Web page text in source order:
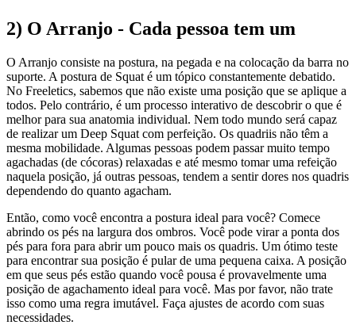
2) O Arranjo - Cada pessoa tem um
O Arranjo consiste na postura, na pegada e na colocação da barra no
suporte. A postura de Squat é um tópico constantemente debatido.
No Freeletics, sabemos que não existe uma posição que se aplique a
todos. Pelo contrário, é um processo interativo de descobrir o que é
melhor para sua anatomia individual. Nem todo mundo será capaz
de realizar um Deep Squat com perfeição. Os quadriis não têm a
mesma mobilidade. Algumas pessoas podem passar muito tempo
agachadas (de cócoras) relaxadas e até mesmo tomar uma refeição
naquela posição, já outras pessoas, tendem a sentir dores nos quadris
dependendo do quanto agacham.
Então, como você encontra a postura ideal para você? Comece
abrindo os pés na largura dos ombros. Você pode virar a ponta dos
pés para fora para abrir um pouco mais os quadris. Um ótimo teste
para encontrar sua posição é pular de uma pequena caixa. A posição
em que seus pés estão quando você pousa é provavelmente uma
posição de agachamento ideal para você. Mas por favor, não trate
isso como uma regra imutável. Faça ajustes de acordo com suas
necessidades.